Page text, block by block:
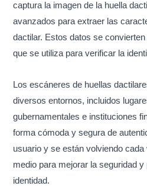
captura la imagen de la huella
avanzados para extraer las
dactilar. Estos datos se
que se utiliza para verificar la
Los escáneres de huellas
diversos entornos, incluidos
gubernamentales e instituciones
forma cómoda y segura de
usuario y se están volviendo
medio para mejorar la seguridad
identidad.